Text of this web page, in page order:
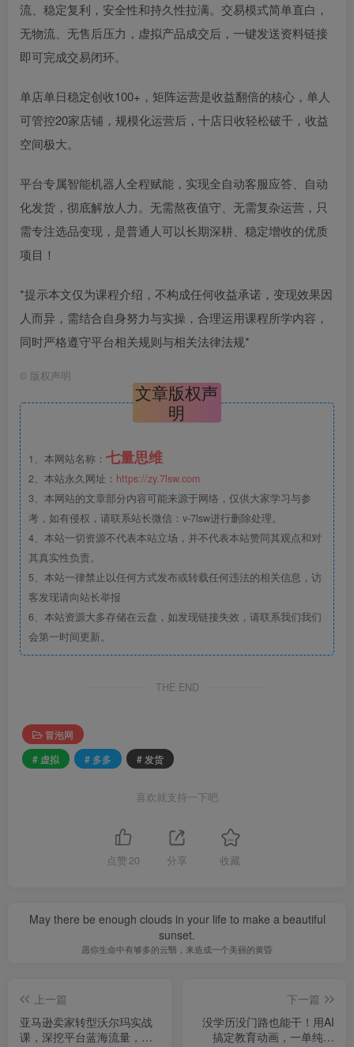
流、稳定复利，安全性和持久性拉满。交易模式简单直白，
无物流、无售后压力，虚拟产品成交后，一键发送资料链接
即可完成交易闭环。
单店单日稳定创收100+，矩阵运营是收益翻倍的核心，单人
可管控20家店铺，规模化运营后，十店日收轻松破千，收益
空间极大。
平台专属智能机器人全程赋能，实现全自动客服应答、自动
化发货，彻底解放人力。无需熬夜值守、无需复杂运营，只
需专注选品变现，是普通人可以长期深耕、稳定增收的优质
项目！
*提示本文仅为课程介绍，不构成任何收益承诺，变现效果因
人而异，需结合自身努力与实操，合理运用课程所学内容，
同时严格遵守平台相关规则与相关法律法规*
© 版权声明
文章版权声
明
1、本网站名称： 七量思维
2、本站永久网址： https://zy.7lsw.com
3、本网站的文章部分内容可能来源于网络，仅供大家学习与参
考，如有侵权，请联系站长微信：v-7lsw进行删除处理。
4、本站一切资源不代表本站立场，并不代表本站赞同其观点和对
其真实性负责。
5、本站一律禁止以任何方式发布或转载任何违法的相关信息，访
客发现请向站长举报
6、本站资源大多存储在云盘，如发现链接失效，请联系我们我们
会第一时间更新。
THE END
冒泡网
# 虚拟
# 多多 # 发货
喜欢就支持一下吧
点赞 20 分享 收藏
May there be enough clouds in your life to make a beautiful
sunset.
愿你生命中有够多的云翳，来造成一个美丽的黄昏
上一篇
亚马逊卖家转型沃尔玛实战
课，深挖平台蓝海流量，破
下一篇
没学历没门路也能干！用AI
搞定教育动画，一单纯賺